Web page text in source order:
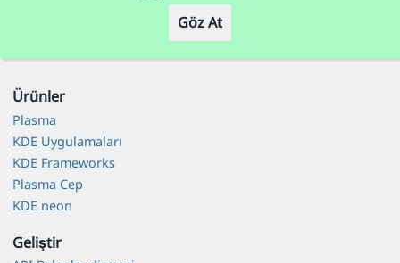
Göz At
Ürünler
Plasma
KDE Uygulamaları
KDE Frameworks
Plasma Cep
KDE neon
Geliştir